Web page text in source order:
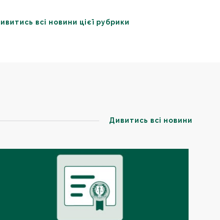
всі новини цієї рубрики
Дивитись всі новини